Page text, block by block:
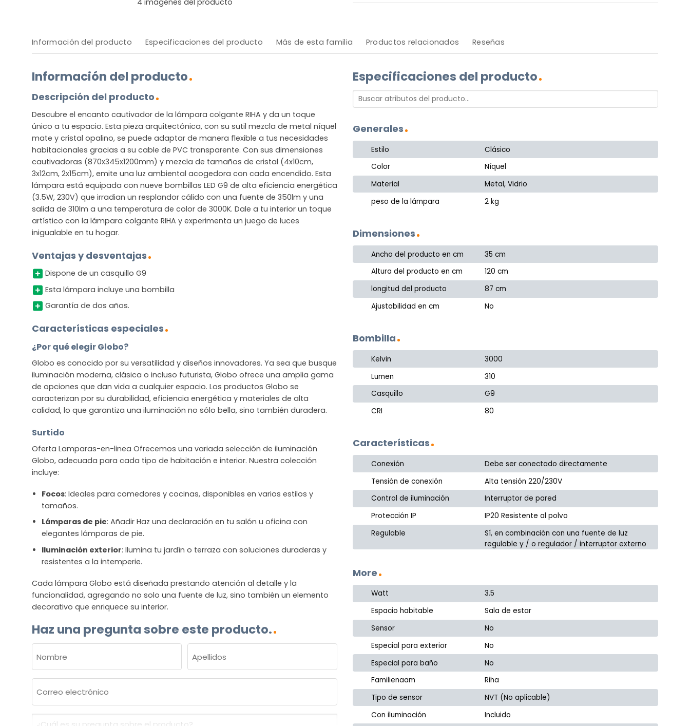
Información del producto Especificaciones del producto Más de esta familia Productos relacionados Reseñas
Información del producto
Descripción del producto
Descubre el encanto cautivador de la lámpara colgante RIHA y da un toque
único a tu espacio. Esta pieza arquitectónica, con su sutil mezcla de metal níquel
mate y cristal opalino, se puede adaptar de manera flexible a tus necesidades
habitacionales gracias a su cable de PVC transparente. Con sus dimensiones
cautivadoras (870x345x1200mm) y mezcla de tamaños de cristal (4x10cm,
3x12cm, 2x15cm), emite una luz ambiental acogedora con cada encendido. Esta
lámpara está equipada con nueve bombillas LED G9 de alta eficiencia energética
(3.5W, 230V) que irradian un resplandor cálido con una fuente de 350lm y una
salida de 310lm a una temperatura de color de 3000K. Dale a tu interior un toque
artístico con la lámpara colgante RIHA y experimenta un juego de luces
inigualable en tu hogar.
Ventajas y desventajas
Dispone de un casquillo G9
Esta lámpara incluye una bombilla
Garantía de dos años.
Características especiales
¿Por qué elegir Globo?
Globo es conocido por su versatilidad y diseños innovadores. Ya sea que busque
iluminación moderna, clásica o incluso futurista, Globo ofrece una amplia gama
de opciones que dan vida a cualquier espacio. Los productos Globo se
caracterizan por su durabilidad, eficiencia energética y materiales de alta
calidad, lo que garantiza una iluminación no sólo bella, sino también duradera.
Surtido
Oferta Lamparas-en-linea Ofrecemos una variada selección de iluminación
Globo, adecuada para cada tipo de habitación e interior. Nuestra colección
incluye:
Focos: Ideales para comedores y cocinas, disponibles en varios estilos y
tamaños.
Lámparas de pie: Añadir Haz una declaración en tu salón u oficina con
elegantes lámparas de pie.
Iluminación exterior: Ilumina tu jardín o terraza con soluciones duraderas y
resistentes a la intemperie.
Cada lámpara Globo está diseñada prestando atención al detalle y la
funcionalidad, agregando no solo una fuente de luz, sino también un elemento
decorativo que enriquece su interior.
Haz una pregunta sobre este producto.
(OBLIGATORIO)
Nombre Apellidos
electrónico
¿Cuál
Especificaciones del producto
Generales
Estilo
Clásico
Color
Níquel
Material
Metal, Vidrio
peso de la lámpara
2 kg
Dimensiones
Ancho del producto en cm
35 cm
Altura del producto en cm
120 cm
longitud del producto
87 cm
Ajustabilidad en cm
No
Bombilla
Kelvin
3000
Lumen
310
Casquillo
G9
CRI
80
Características
Conexión
Debe ser conectado directamente
Tensión de conexión
Alta tensión 220/230V
Control de iluminación
Interruptor de pared
Protección IP
IP20 Resistente al polvo
Regulable
Sí, en combinación con una fuente de luz
regulable y / o regulador / interruptor externo
More
Watt
3.5
Espacio habitable
Sala de estar
Sensor
No
Especial para exterior
No
Especial para baño
No
Familienaam
Riha
Tipo de sensor
NVT (No aplicable)
Con iluminación
Incluido